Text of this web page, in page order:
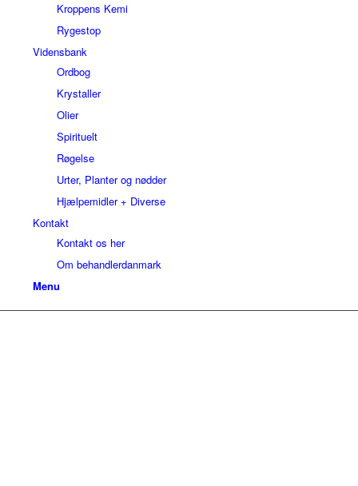
Kroppens Kemi
Rygestop
Vidensbank
Ordbog
Krystaller
Olier
Spirituelt
Røgelse
Urter, Planter og nødder
Hjælpemidler + Diverse
Kontakt
Kontakt os her
Om behandlerdanmark
Menu